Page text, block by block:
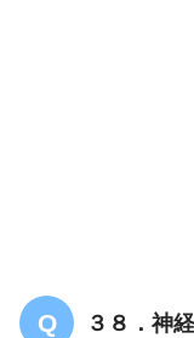
３８．神